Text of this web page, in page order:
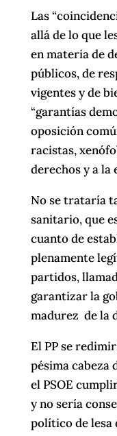
Las
allá de lo que
en materia de
públicos, de
vigentes y de
“garantías
oposición
racistas,
derechos y a la
No se trataría
sanitario, que
cuanto de
plenamente
partidos,
garantizar la
madurez de la
El PP se
pésima cabeza
el PSOE
y no sería
político de lesa